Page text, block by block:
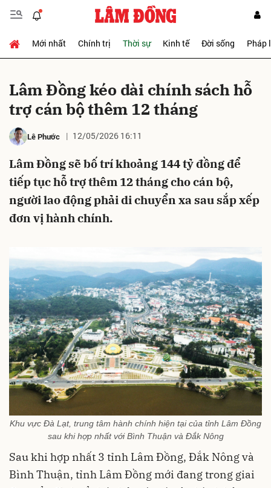
Mới nhất Chính trị Thời sự Kinh tế Đời sống Pháp
Lâm Đồng kéo dài chính sách hỗ
trợ cán bộ thêm 12 tháng
Lê Phước 12/05/2026 16:11
Lâm Đồng sẽ bố trí khoảng 144 tỷ đồng để
tiếp tục hỗ trợ thêm 12 tháng cho cán bộ,
người lao động phải di chuyển xa sau sắp xếp
đơn vị hành chính.
Khu vực Đà Lạt, trung tâm hành chính hiện tại của tỉnh Lâm Đồng
sau khi hợp nhất với Bình Thuận và Đắk Nông
Sau khi hợp nhất 3 tỉnh Lâm Đồng, Đắk Nông và
Bình Thuận, tỉnh Lâm Đồng mới đang trong giai
Gửi bình luận
Hủy